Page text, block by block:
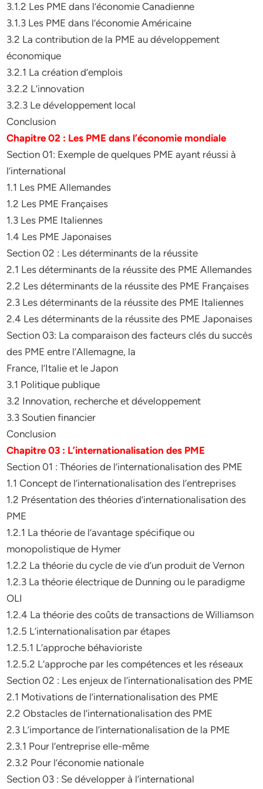
3.1.2 Les PME dans l’économie Canadienne
3.1.3 Les PME dans l’économie Américaine
3.2 La contribution de la PME au développement
économique
3.2.1 La création d’emplois
3.2.2 L’innovation
3.2.3 Le développement local
Conclusion
Chapitre 02 : Les PME dans l’économie mondiale
Section 01: Exemple de quelques PME ayant réussi à
l’international
1.1 Les PME Allemandes
1.2 Les PME Françaises
1.3 Les PME Italiennes
1.4 Les PME Japonaises
Section 02 : Les déterminants de la réussite
2.1 Les déterminants de la réussite des PME Allemandes
2.2 Les déterminants de la réussite des PME Françaises
2.3 Les déterminants de la réussite des PME Italiennes
2.4 Les déterminants de la réussite des PME Japonaises
Section 03: La comparaison des facteurs clés du succès
des PME entre l’Allemagne, la
France, l’Italie et le Japon
3.1 Politique publique
3.2 Innovation, recherche et développement
3.3 Soutien financier
Conclusion
Chapitre 03 : L’internationalisation des PME
Section 01 : Théories de l’internationalisation des PME
1.1 Concept de l’internationalisation des l’entreprises
1.2 Présentation des théories d’internationalisation des
PME
1.2.1 La théorie de l’avantage spécifique ou
monopolistique de Hymer
1.2.2 La théorie du cycle de vie d’un produit de Vernon
1.2.3 La théorie électrique de Dunning ou le paradigme
OLI
1.2.4 La théorie des coûts de transactions de Williamson
1.2.5 L’internationalisation par étapes
1.2.5.1 L’approche béhavioriste
1.2.5.2 L’approche par les compétences et les réseaux
Section 02 : Les enjeux de l’internationalisation des PME
2.1 Motivations de l’internationalisation des PME
2.2 Obstacles de l’internationalisation des PME
2.3 L’importance de l’internationalisation de la PME
2.3.1 Pour l’entreprise elle-même
2.3.2 Pour l’économie nationale
Section 03 : Se développer à l’international